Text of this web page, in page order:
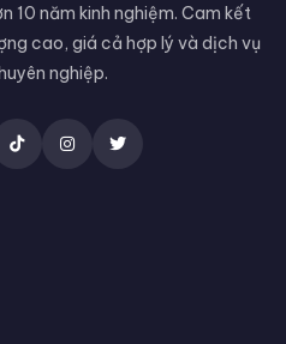
10 năm kinh nghiệm. Cam kết
cao, giá cả hợp lý và dịch vụ
nghiệp.